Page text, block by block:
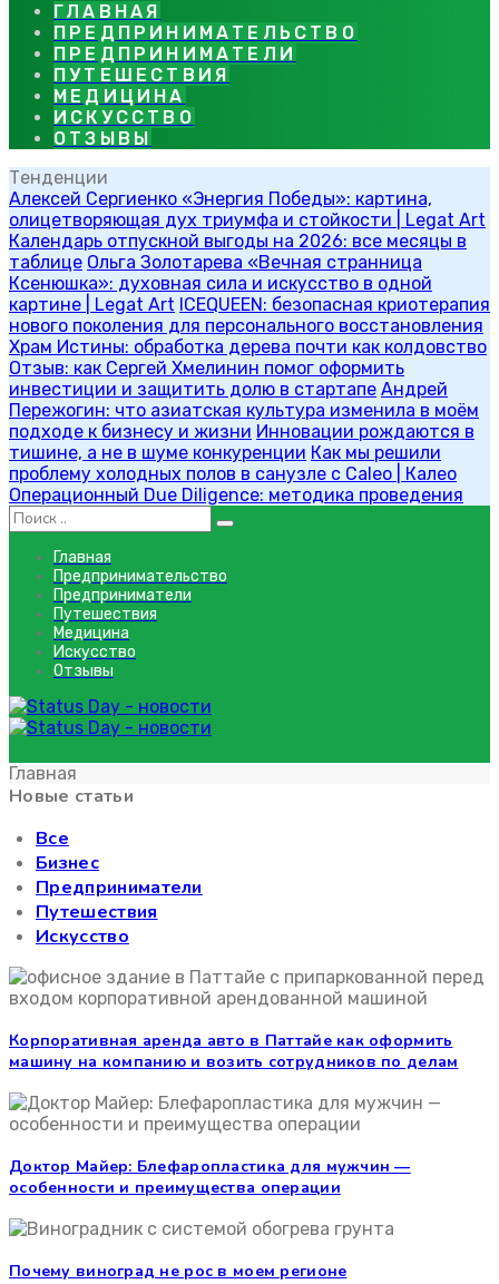
ГЛАВНАЯ
ПРЕДПРИНИМАТЕЛЬСТВО
ПРЕДПРИНИМАТЕЛИ
ПУТЕШЕСТВИЯ
МЕДИЦИНА
ИСКУССТВО
ОТЗЫВЫ
Тенденции
Алексей Сергиенко «Энергия Победы»: картина,
олицетворяющая дух триумфа и стойкости | Legat Art
Календарь отпускной выгоды на 2026: все месяцы в
таблице Ольга Золотарева «Вечная странница
Ксенюшка»: духовная сила и искусство в одной
картине | Legat Art ICEQUEEN: безопасная криотерапия
нового поколения для персонального восстановления
Храм Истины: обработка дерева почти как колдовство
Отзыв: как Сергей Хмелинин помог оформить
инвестиции и защитить долю в стартапе Андрей
Пережогин: что азиатская культура изменила в моём
подходе к бизнесу и жизни Инновации рождаются в
тишине, а не в шуме конкуренции Как мы решили
проблему холодных полов в санузле с Caleo | Калео
Операционный Due Diligence: методика проведения
Главная
Предпринимательство
Предприниматели
Путешествия
Медицина
Искусство
Отзывы
Главная
Главная
Новые статьи
Все
Бизнес
Предприниматели
Путешествия
Искусство
Корпоративная аренда авто в Паттайе как оформить
машину на компанию и возить сотрудников по делам
Доктор Майер: Блефаропластика для мужчин —
особенности и преимущества операции
Почему виноград не рос в моем регионе